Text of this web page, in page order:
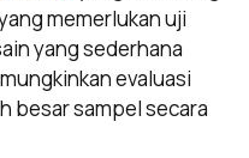
memerlukan uji
yang sederhana
evaluasi
besar sampel secara